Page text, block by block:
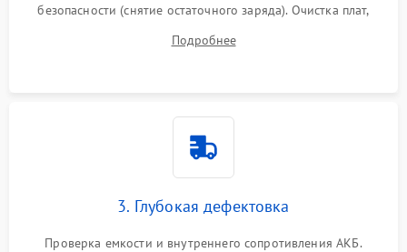
безопасности (снятие остаточного заряда). Очистка плат,
и кистей для предотвращения перегрева и замыканий.
Подробнее
3. Глубокая дефектовка
Проверка емкости и внутреннего сопротивления АКБ.